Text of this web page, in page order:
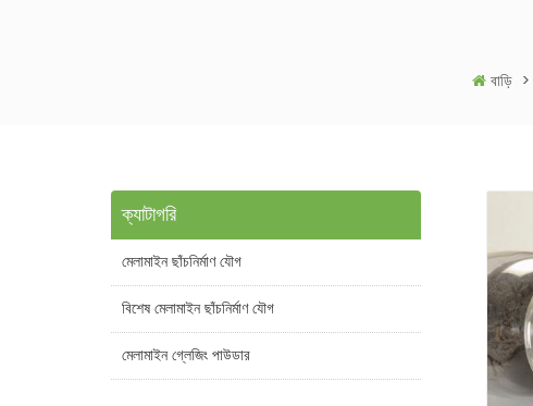
বাড়ি >
ক্যাটাগরি
মেলামাইন ছাঁচনির্মাণ যৌগ
বিশেষ মেলামাইন ছাঁচনির্মাণ যৌগ
মেলামাইন গ্লেজিং পাউডার